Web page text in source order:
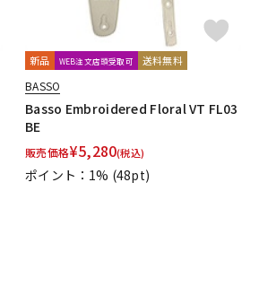
新品 WEB注文店頭受取可 送料無料
BASSO
Basso Embroidered Floral VT FL03
BE
販売価格¥5,280(税込)
ポイント：1% (48pt)